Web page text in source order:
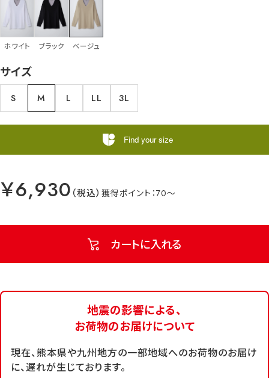
ホワイト ブラック ベージュ
サイズ
S M L LL 3L
￥6,930 70
カートに入れる
Find your size
地震の影響による、
お荷物のお届けについて
現在、熊本県や九州地方の一部地域へのお荷物のお届け
に、遅れが生じております。